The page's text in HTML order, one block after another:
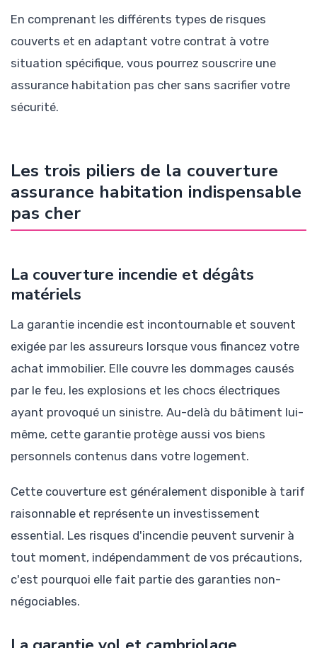
En comprenant les différents types de risques
couverts et en adaptant votre contrat à votre
situation spécifique, vous pourrez souscrire une
assurance habitation pas cher sans sacrifier votre
sécurité.
Les trois piliers de la couverture
assurance habitation indispensable
pas cher
La couverture incendie et dégâts
matériels
La garantie incendie est incontournable et souvent
exigée par les assureurs lorsque vous financez votre
achat immobilier. Elle couvre les dommages causés
par le feu, les explosions et les chocs électriques
ayant provoqué un sinistre. Au-delà du bâtiment lui-
même, cette garantie protège aussi vos biens
personnels contenus dans votre logement.
Cette couverture est généralement disponible à tarif
raisonnable et représente un investissement
essential. Les risques d'incendie peuvent survenir à
tout moment, indépendamment de vos précautions,
c'est pourquoi elle fait partie des garanties non-
négociables.